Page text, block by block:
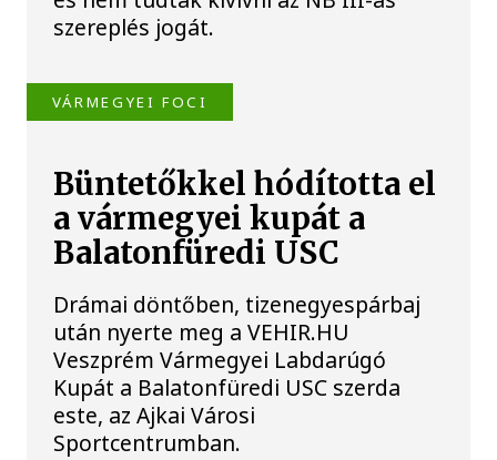
szereplés jogát.
VÁRMEGYEI FOCI
Büntetőkkel hódította el
a vármegyei kupát a
Balatonfüredi USC
Drámai döntőben, tizenegyespárbaj
után nyerte meg a VEHIR.HU
Veszprém Vármegyei Labdarúgó
Kupát a Balatonfüredi USC szerda
este, az Ajkai Városi
Sportcentrumban.